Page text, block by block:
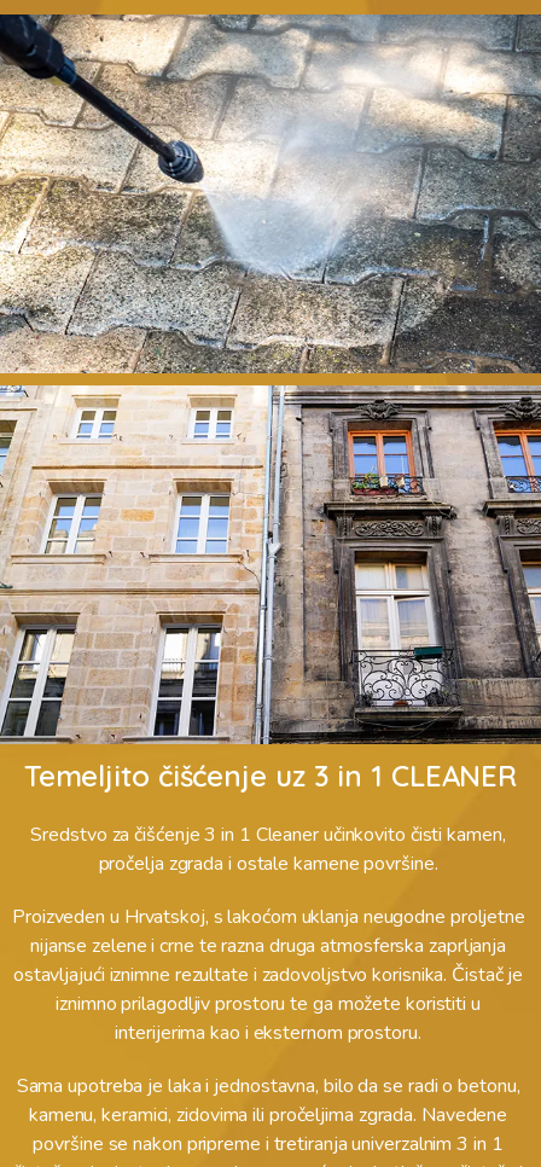
Temeljito čišćenje uz 3 in 1 CLEANER
Sredstvo za čišćenje 3 in 1 Cleaner učinkovito čisti kamen,
pročelja zgrada i ostale kamene površine.
Proizveden u Hrvatskoj, s lakoćom uklanja neugodne proljetne
nijanse zelene i crne te razna druga atmosferska zaprljanja
ostavljajući iznimne rezultate i zadovoljstvo korisnika. Čistač je
iznimno prilagodljiv prostoru te ga možete koristiti u
interijerima kao i eksternom prostoru.
Sama upotreba je laka i jednostavna, bilo da se radi o betonu,
kamenu, keramici, zidovima ili pročeljima zgrada. Navedene
površine se nakon pripreme i tretiranja univerzalnim 3 in 1